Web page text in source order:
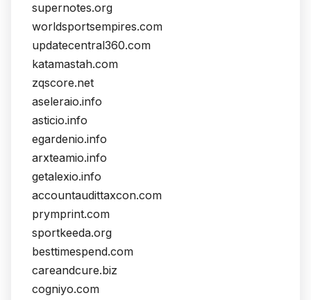
supernotes.org
worldsportsempires.com
updatecentral360.com
katamastah.com
zqscore.net
aseleraio.info
asticio.info
egardenio.info
arxteamio.info
getalexio.info
accountaudittaxcon.com
prymprint.com
sportkeeda.org
besttimespend.com
careandcure.biz
cogniyo.com